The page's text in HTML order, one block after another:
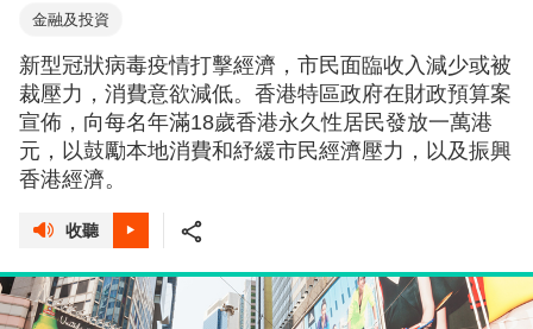
金融及投資
新型冠狀病毒疫情打擊經濟，市民面臨收入減少或被
裁壓力，消費意欲減低。香港特區政府在財政預算案
宣佈，向每名年滿18歲香港永久性居民發放一萬港
元，以鼓勵本地消費和紓緩市民經濟壓力，以及振興
香港經濟。
收聽